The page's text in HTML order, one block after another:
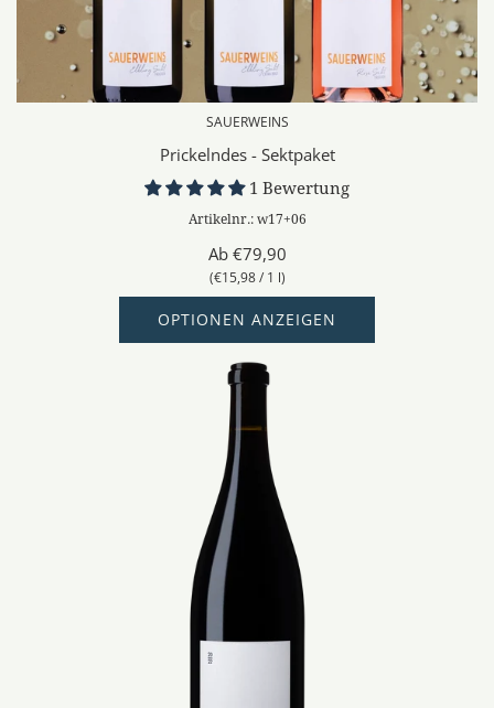
SAUERWEINS
Prickelndes - Sektpaket
1 Bewertung
Artikelnr.: w17+06
Ab €79,90
(€15,98 / 1 l)
OPTIONEN ANZEIGEN